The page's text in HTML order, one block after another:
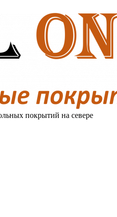
покрытий на севере